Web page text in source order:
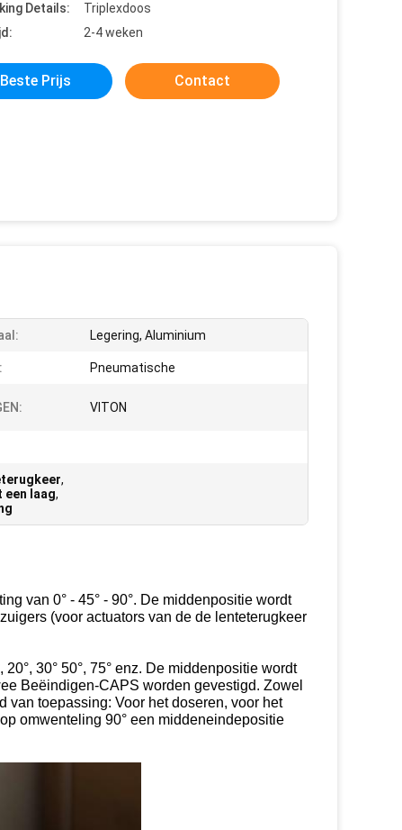
Details:
Triplexdoos
2-4 weken
Beste Prijs Contact
Legering, Aluminium
Pneumatische
VITON
,
een laag,
van 0° - 45° - 90°. De middenpositie wordt
(voor actuators van de de lenteterugkeer
30° 50°, 75° enz. De middenpositie wordt
Beëindigen-CAPS worden gevestigd. Zowel
van toepassing: Voor het doseren, voor het
omwenteling 90° een middeneindepositie